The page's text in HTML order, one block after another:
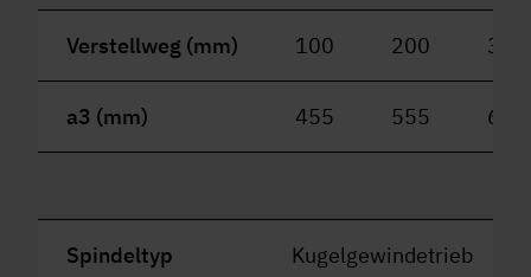
Verstellweg (mm) 100 200 300
a3 (mm) 455 555 655
Spindeltyp Kugelgewindetrieb